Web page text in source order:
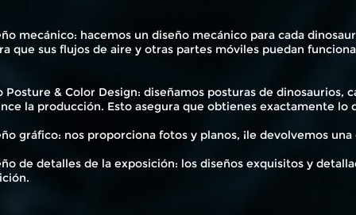
mecánico: hacemos un diseño mecánico para cada
que sus flujos de aire y otras partes móviles puedan
Posture & Color Design: diseñamos posturas de dinosaurios,
la producción. Esto asegura que obtienes exactamente lo
gráfico: nos proporciona fotos y planos, ¡le devolvemos
de detalles de la exposición: los diseños exquisitos y